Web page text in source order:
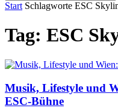
Start Schlagworte ESC
Tag: ESC
Musik, Lifestyle und
ESC-Bühne